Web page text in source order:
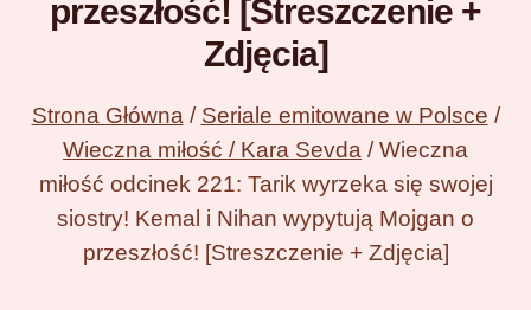
przeszłość! [Streszczenie +
Zdjęcia]
Strona Główna / Seriale emitowane w Polsce /
Wieczna miłość / Kara Sevda / Wieczna
miłość odcinek 221: Tarik wyrzeka się swojej
siostry! Kemal i Nihan wypytują Mojgan o
przeszłość! [Streszczenie + Zdjęcia]